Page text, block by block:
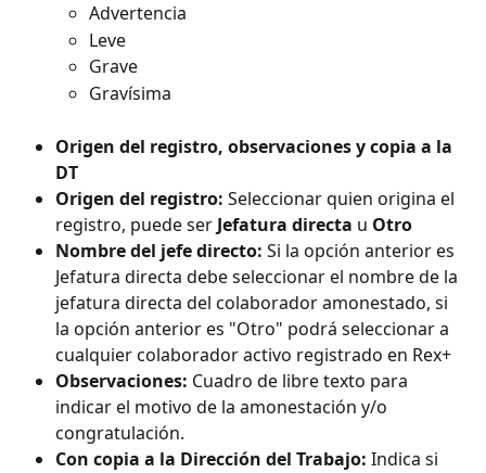
Advertencia
Leve
Grave
Gravísima
Origen del registro, observaciones y copia a la
DT
Origen del registro: Seleccionar quien origina el
registro, puede ser Jefatura directa u Otro
Nombre del jefe directo: Si la opción anterior es
Jefatura directa debe seleccionar el nombre de la
jefatura directa del colaborador amonestado, si
la opción anterior es "Otro" podrá seleccionar a
cualquier colaborador activo registrado en Rex+
Observaciones: Cuadro de libre texto para
indicar el motivo de la amonestación y/o
congratulación.
Con copia a la Dirección del Trabajo: Indica si